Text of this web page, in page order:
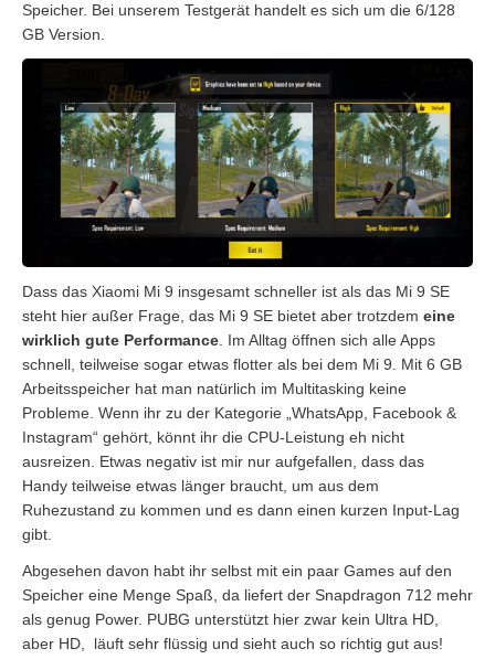
Speicher. Bei unserem Testgerät handelt es sich um die 6/128
GB Version.
Dass das Xiaomi Mi 9 insgesamt schneller ist als das Mi 9 SE
steht hier außer Frage, das Mi 9 SE bietet aber trotzdem eine
wirklich gute Performance . Im Alltag öffnen sich alle Apps
schnell, teilweise sogar etwas flotter als bei dem Mi 9. Mit 6 GB
Arbeitsspeicher hat man natürlich im Multitasking keine
Probleme. Wenn ihr zu der Kategorie „WhatsApp, Facebook &
Instagram“ gehört, könnt ihr die CPU-Leistung eh nicht
ausreizen. Etwas negativ ist mir nur aufgefallen, dass das
Handy teilweise etwas länger braucht, um aus dem
Ruhezustand zu kommen und es dann einen kurzen Input-Lag
gibt.
Abgesehen davon habt ihr selbst mit ein paar Games auf den
Speicher eine Menge Spaß, da liefert der Snapdragon 712 mehr
als genug Power. PUBG unterstützt hier zwar kein Ultra HD,
aber HD, läuft sehr flüssig und sieht auch so richtig gut aus!